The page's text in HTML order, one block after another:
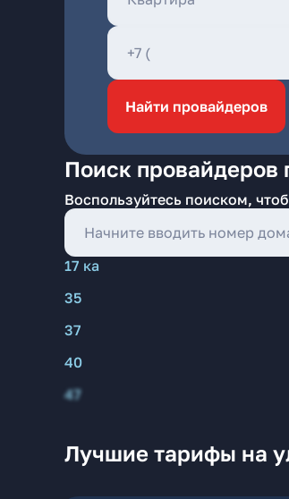
Найти провайдеров
Поиск провайдеров
Воспользуйтесь поиском,
17 ка
35
37
40
47
Лучшие тарифы на